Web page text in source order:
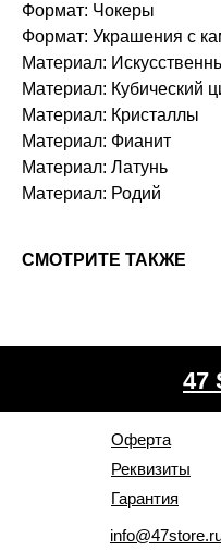
Формат: Чокеры
Формат: Украшения с
Материал:
Материал: Кубический
Материал: Кристаллы
Материал: Фианит
Материал: Латунь
Материал: Родий
СМОТРИТЕ ТАКЖЕ
Оферта
Реквизиты
Гарантия
47